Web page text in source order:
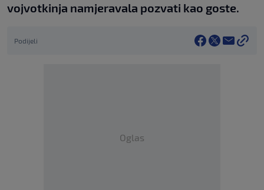
vojvotkinja namjeravala pozvati kao goste.
Podijeli
Oglas